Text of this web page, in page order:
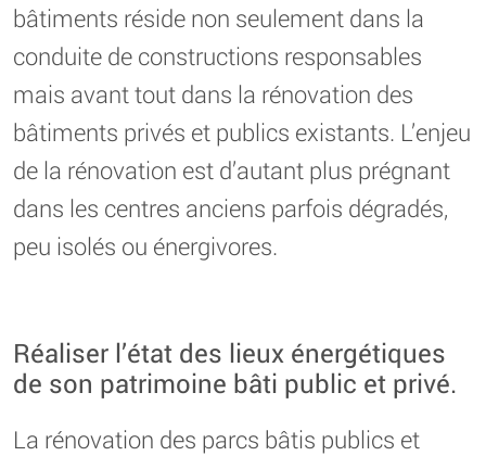
bâtiments réside non seulement dans la
conduite de constructions responsables
mais avant tout dans la rénovation des
bâtiments privés et publics existants. L’enjeu
de la rénovation est d’autant plus prégnant
dans les centres anciens parfois dégradés,
peu isolés ou énergivores.
Réaliser l’état des lieux énergétiques
de son patrimoine bâti public et privé.
La rénovation des parcs bâtis publics et